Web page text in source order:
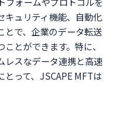
キュリティ機能、自動化
とで、企業のデータ転送
とができます。特に、
レスなデータ連携と高速
って、JSCAPE MFTは